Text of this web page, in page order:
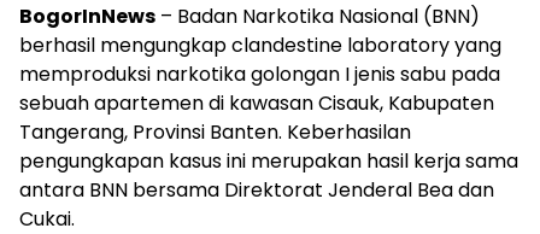
BogorInNews – Badan Narkotika Nasional (BNN)
berhasil mengungkap clandestine laboratory yang
memproduksi narkotika golongan I jenis sabu pada
sebuah apartemen di kawasan Cisauk, Kabupaten
Tangerang, Provinsi Banten. Keberhasilan
pengungkapan kasus ini merupakan hasil kerja sama
antara BNN bersama Direktorat Jenderal Bea dan
Cukai.